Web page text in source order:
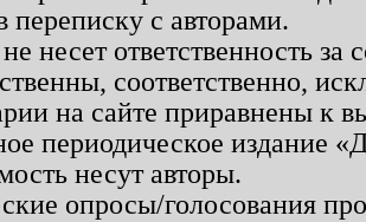
переписку с авторами.
несет ответственность
соответственно,
на сайте приравнены к
периодическое издание
несут авторы.
опросы/голосования